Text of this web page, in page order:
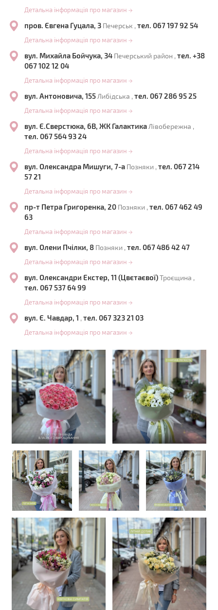
Детальна інформація про магазин →
пров. Євгена Гуцала, 3 Печерськ , тел. 067 197 92 54
Детальна інформація про магазин →
вул. Михайла Бойчука, 34 Печерський район , тел. +38
067 102 12 04
Детальна інформація про магазин →
вул. Антоновича, 155Либідська , тел. 067 286 95 25
Детальна інформація про магазин →
вул. Є.Сверстюка, 6В, ЖК ГалактикаЛівобережна ,
тел. 067 564 93 24
Детальна інформація про магазин →
вул. Олександра Мишуги, 7-а Позняки , тел. 067 214
57 21
Детальна інформація про магазин →
пр-т Петра Григоренка, 20 Позняки , тел. 067 462 49
63
Детальна інформація про магазин →
вул. Олени Пчілки, 8 Позняки , тел. 067 486 42 47
Детальна інформація про магазин →
вул. Олександри Екстер, 11 (Цвєтаєвої)Троєщина ,
тел. 067 537 64 99
Детальна інформація про магазин →
вул. Є. Чавдар, 1 , тел. 067 323 21 03
Детальна інформація про магазин →